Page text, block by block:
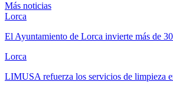
Más noticias
Lorca
El Ayuntamiento de Lorca invierte más de
Lorca
LIMUSA refuerza los servicios de limpieza